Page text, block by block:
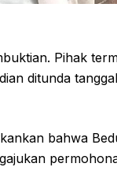
Pihak
ditunda
bahwa